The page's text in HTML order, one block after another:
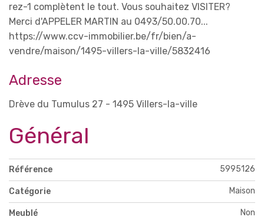
rez-1 complètent le tout. Vous souhaitez VISITER?
Merci d'APPELER MARTIN au 0493/50.00.70...
https://www.ccv-immobilier.be/fr/bien/a-
vendre/maison/1495-villers-la-ville/5832416
Adresse
Drève du Tumulus 27 - 1495 Villers-la-ville
Général
Référence 5995126
Catégorie Maison
Meublé Non